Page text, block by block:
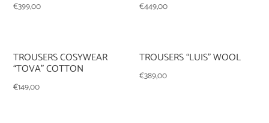
€399,00 €449,00
TROUSERS COSYWEAR
“TOVA” COTTON
€149,00
TROUSERS “LUIS” WOOL
€389,00